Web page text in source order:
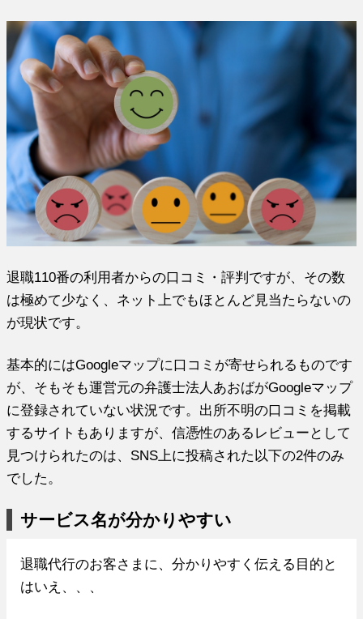
退職110番の利用者からの口コミ・評判ですが、その数
は極めて少なく、ネット上でもほとんど見当たらないの
が現状です。
基本的にはGoogleマップに口コミが寄せられるものです
が、そもそも運営元の弁護士法人あおばがGoogleマップ
に登録されていない状況です。出所不明の口コミを掲載
するサイトもありますが、信憑性のあるレビューとして
見つけられたのは、SNS上に投稿された以下の2件のみ
でした。
サービス名が分かりやすい
退職代行のお客さまに、分かりやすく伝える目的と
はいえ、、、